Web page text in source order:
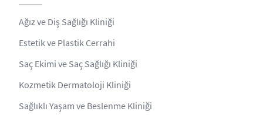
Ağız ve Diş Sağlığı Kliniği
Estetik ve Plastik Cerrahi
Saç Ekimi ve Saç Sağlığı Kliniği
Kozmetik Dermatoloji Kliniği
Sağlıklı Yaşam ve Beslenme Kliniği